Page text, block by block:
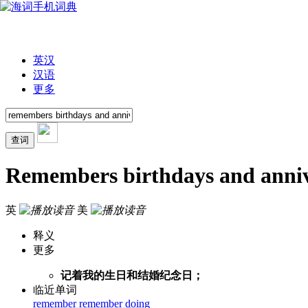
英汉
汉语
更多
Remembers birthdays and
英 美
释义
更多
记着我的生日和结婚纪念日；
临近单词
rememberremember doing